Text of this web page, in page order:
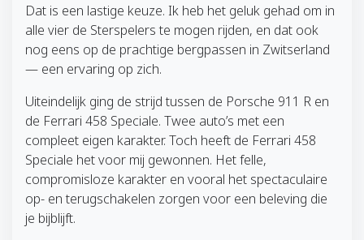
Dat is een lastige keuze. Ik heb het geluk gehad om in
alle vier de Sterspelers te mogen rijden, en dat ook
nog eens op de prachtige bergpassen in Zwitserland
— een ervaring op zich.
Uiteindelijk ging de strijd tussen de Porsche 911 R en
de Ferrari 458 Speciale. Twee auto’s met een
compleet eigen karakter. Toch heeft de Ferrari 458
Speciale het voor mij gewonnen. Het felle,
compromisloze karakter en vooral het spectaculaire
op- en terugschakelen zorgen voor een beleving die
je bijblijft.